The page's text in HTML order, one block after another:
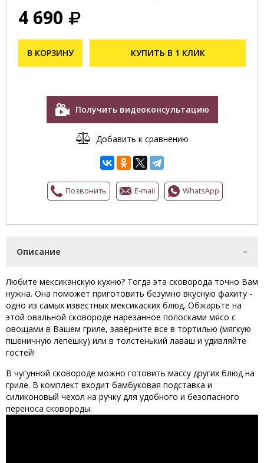
4 690
В КОРЗИНУ КУПИТЬ В 1 КЛИК
Получить видеоконсультацию
Добавить к сравнению
Позвонить E-mail WhatsApp
Описание
Любите мексиканскую кухню? Тогда эта сковорода точно Вам
нужна. Она поможет приготовить безумно вкусную фахиту -
одно из самых известных мексикаских блюд. Обжарьте на
этой овальной сковороде нарезанное полосками мясо с
овощами в Вашем гриле, завёрните все в тортилью (мягкую
пшеничную лепёшку) или в толстенький лаваш и удивляйте
гостей!
В чугунной сковороде можно готовить массу других блюд на
гриле. В комплект входит бамбуковая подставка и
силиконовый чехол на ручку для удобного и безопасного
переноса сковороды.